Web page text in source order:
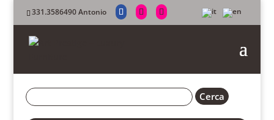
331.3586490 Antonio